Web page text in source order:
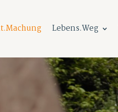
Lebens.Weg